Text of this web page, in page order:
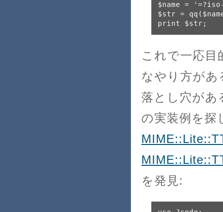
$name =
$str =
print $str;
これで一応
なやり方が
落とし穴があ
の実装例を探
を発見: